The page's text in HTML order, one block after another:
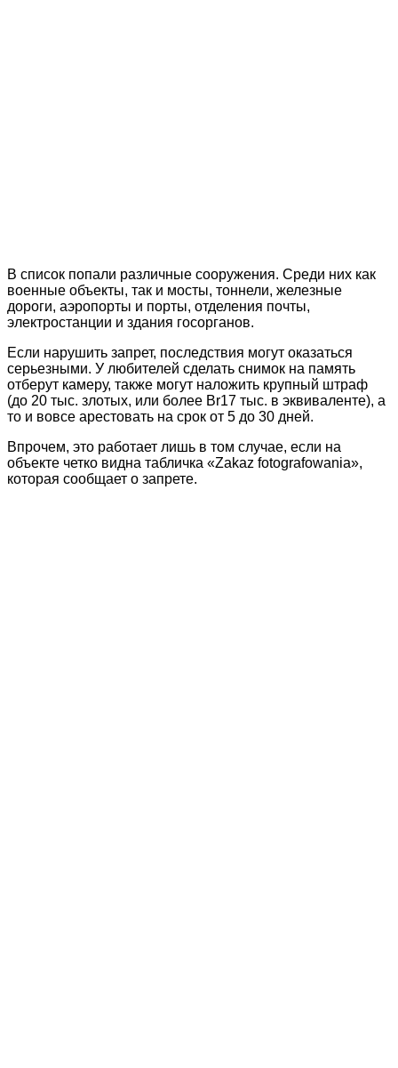
В список попали различные сооружения. Среди них как
военные объекты, так и мосты, тоннели, железные
дороги, аэропорты и порты, отделения почты,
электростанции и здания госорганов.
Если нарушить запрет, последствия могут оказаться
серьезными. У любителей сделать снимок на память
отберут камеру, также могут наложить крупный штраф
(до 20 тыс. злотых, или более Br17 тыс. в эквиваленте), а
то и вовсе арестовать на срок от 5 до 30 дней.
Впрочем, это работает лишь в том случае, если на
объекте четко видна табличка «Zakaz fotografowania»,
которая сообщает о запрете.